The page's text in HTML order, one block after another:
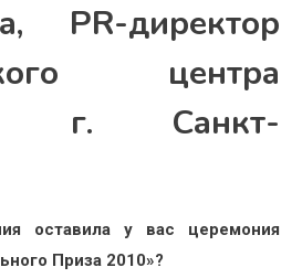
PR-директор
центра
г. Санкт-
оставила у вас церемония
Приза 2010»?